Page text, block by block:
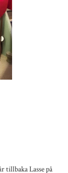
tillbaka Lasse på